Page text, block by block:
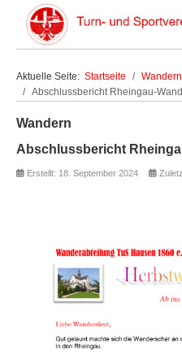
Aktuelle Seite: Startseite
Wandern
Abschlussbericht Rheingau-
Wandern
Abschlussbericht
Erstellt: 18. September 2024